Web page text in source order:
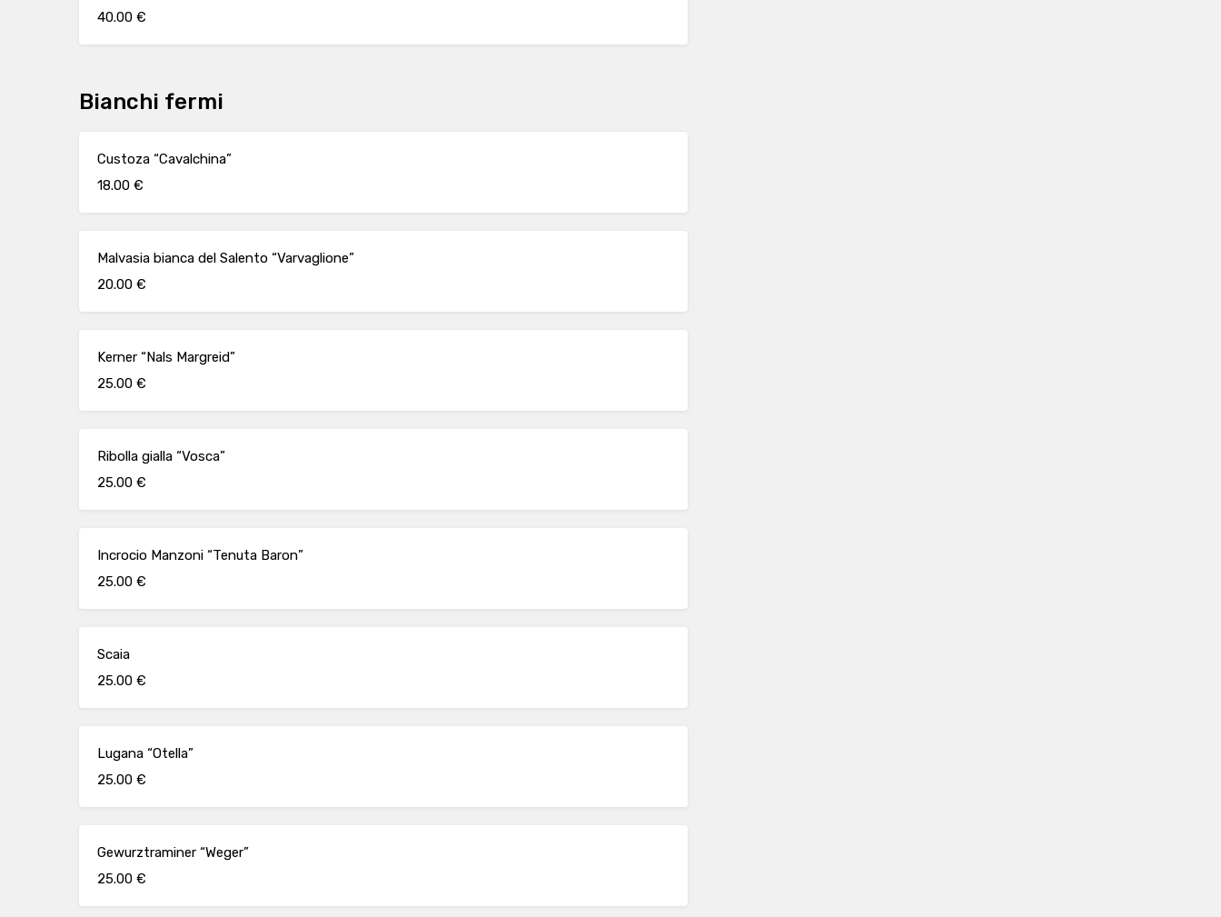
40.00 €
Bianchi fermi
Custoza “Cavalchina”
18.00 €
Malvasia bianca del Salento “Varvaglione”
20.00 €
Kerner “Nals Margreid”
25.00 €
Ribolla gialla “Vosca”
25.00 €
Incrocio Manzoni “Tenuta Baron”
25.00 €
Scaia
25.00 €
Lugana “Otella”
25.00 €
Gewurztraminer “Weger”
25.00 €